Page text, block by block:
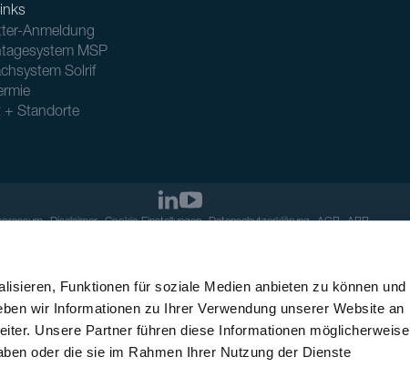
Funktionen für soziale Medien anbieten zu können und
wir Informationen zu Ihrer Verwendung unserer Website an
Unsere Partner führen diese Informationen möglicherweise
oder die sie im Rahmen Ihrer Nutzung der Dienste
Anmeldung
MSP
Solrif
+ Standorte
Disclaimer Cookie-Einstellungen Datenschutzerklärung AGB ABB